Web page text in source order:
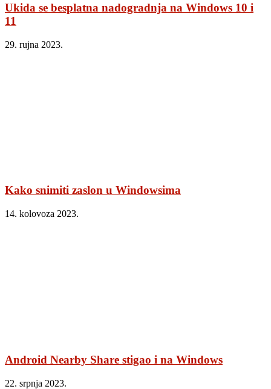
Ukida se besplatna nadogradnja na Windows 10 i
11
29. rujna 2023.
Kako snimiti zaslon u Windowsima
14. kolovoza 2023.
Android Nearby Share stigao i na Windows
22. srpnja 2023.